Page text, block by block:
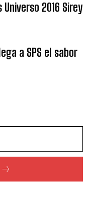
2016 Sirey
a SPS el sabor